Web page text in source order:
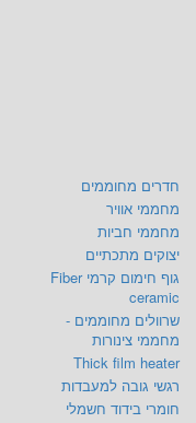
חדרים מחוממים
מחממי אוויר
מחממי חביות
יצוקים מתכתיים
גוף חימום קרמי Fiber
ceramic
שרוולים מחוממים -
מחממי צינורות
Thick film heater
רגשי גובה למעבדות
חומרי בידוד חשמלי